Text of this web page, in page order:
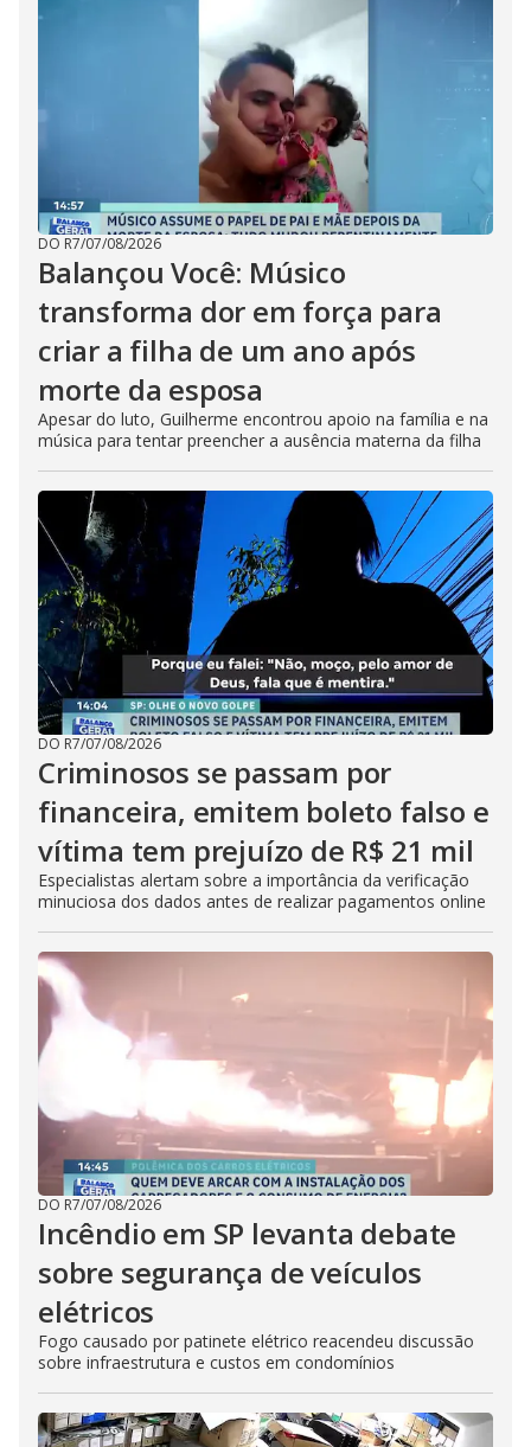
DO R7/07/08/2026
Balançou Você: Músico
transforma dor em força para
criar a filha de um ano após
morte da esposa
Apesar do luto, Guilherme encontrou apoio na família e na
música para tentar preencher a ausência materna da filha
DO R7/07/08/2026
Criminosos se passam por
financeira, emitem boleto falso e
vítima tem prejuízo de R$ 21 mil
Especialistas alertam sobre a importância da verificação
minuciosa dos dados antes de realizar pagamentos online
DO R7/07/08/2026
Incêndio em SP levanta debate
sobre segurança de veículos
elétricos
Fogo causado por patinete elétrico reacendeu discussão
sobre infraestrutura e custos em condomínios